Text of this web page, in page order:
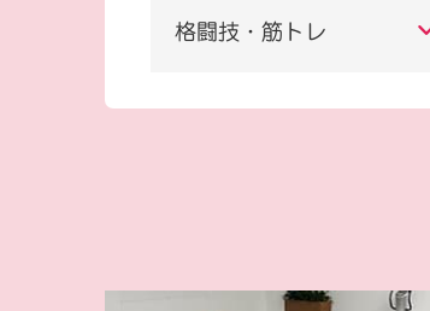
格闘技・筋トレ